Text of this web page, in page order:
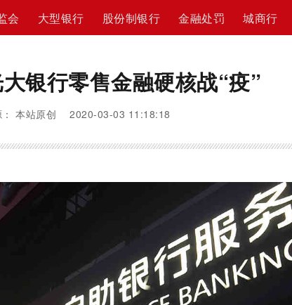
会 大型银行 股份制银行 金融处罚 城商行
银行零售金融硬核战“疫”
： 本站原创 2020-03-03 11:18:18